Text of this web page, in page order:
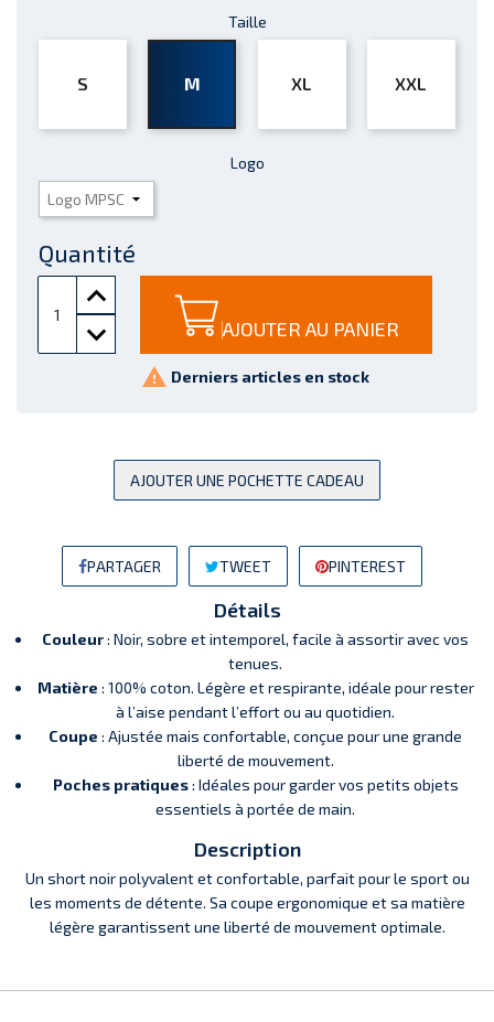
Taille
S M XL XXL
Logo
Quantité
AJOUTER AU PANIER
 Derniers articles en stock
AJOUTER UNE POCHETTE CADEAU
PARTAGER TWEET PINTEREST
Détails
Couleur: Noir, sobre et intemporel, facile à assortir avec vos
tenues.
Matière : 100% coton. Légère et respirante, idéale pour rester
à l’aise pendant l’effort ou au quotidien.
Coupe : Ajustée mais confortable, conçue pour une grande
liberté de mouvement.
Poches pratiques: Idéales pour garder vos petits objets
essentiels à portée de main.
Description
Un short noir polyvalent et confortable, parfait pour le sport ou
les moments de détente. Sa coupe ergonomique et sa matière
légère garantissent une liberté de mouvement optimale.